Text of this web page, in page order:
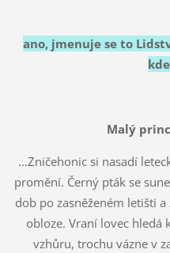
ano, jmenuje se to
Malý
...Zničehonic si nasadí
promění. Černý pták se
dob po zasněženém letišti
obloze. Vraní lovec hledá
vzhůru, trochu vázne v